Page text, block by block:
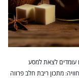
עומדים לצאת למסע
מתכון ריבת חלב פרווה